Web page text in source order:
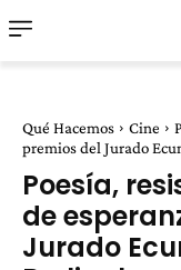
Qué Hacemos Cine
premios del Jurado
Poesía,
de
Jurado